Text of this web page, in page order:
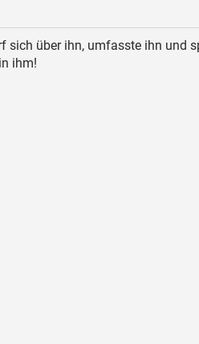
sich über ihn, umfasste ihn und
ihm!